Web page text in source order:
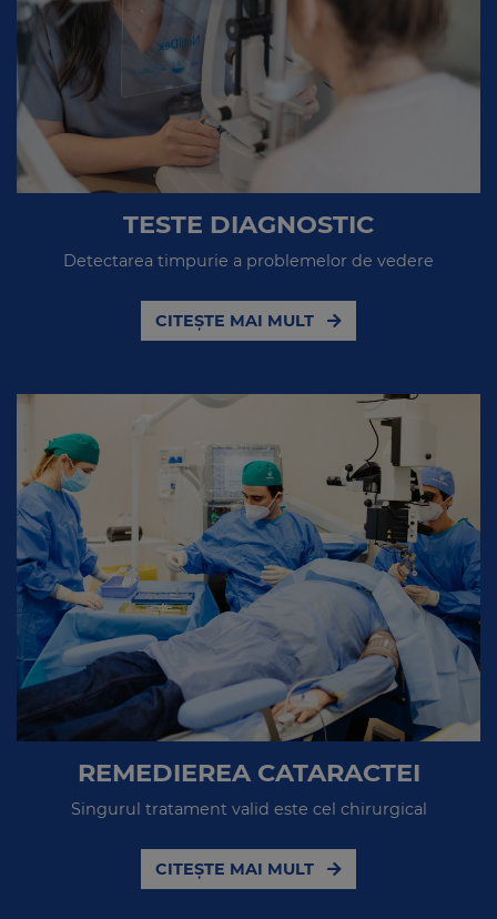
TESTE DIAGNOSTIC
Detectarea timpurie a problemelor de vedere
CITEȘTE MAI MULT
REMEDIEREA CATARACTEI
Singurul tratament valid este cel chirurgical
CITEȘTE MAI MULT